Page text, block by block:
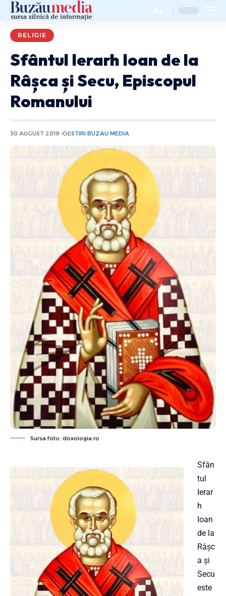
Aa
RELIGIE
Sfântul Ierarh Ioan de la
Râșca și Secu, Episcopul
Romanului
30 AUGUST 2019 DESTIRI BUZAU MEDIA
Sursa foto: doxologia.ro
Sfân
tul
Ierar
h
Ioan
de la
Râșc
a și
Secu
este